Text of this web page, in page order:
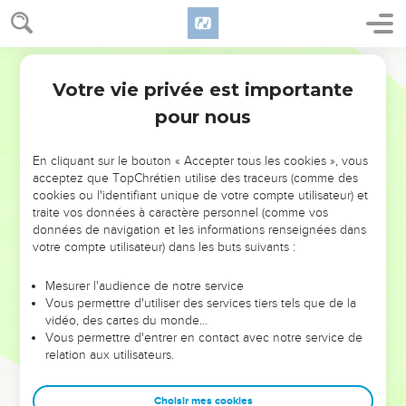
NE MANQUEZ PAS L’ÉVÉNEMENT
DE L’ANNÉE !
ET SI LEURS ERREURS POUVAIENT VOUS ÉVITER LES
VOTRES ?
leur foi ou leur vision. Mais on voit moins les doutes, les erreurs
et les saisons difficiles qu'ils ont traversés, alors même que ce
sont elles qui les ont façonnés.
Dans cette conférence, leaders, entrepreneurs, et responsables
clés pour avancer avec plus de sagesse afin que leurs erreurs
Votre vie privée est importante
pour nous
En cliquant sur le bouton « Accepter tous les cookies », vous
acceptez que TopChrétien utilise des traceurs (comme des
cookies ou l'identifiant unique de votre compte utilisateur) et
traite vos données à caractère personnel (comme vos
données de navigation et les informations renseignées dans
votre compte utilisateur) dans les buts suivants :
Mesurer l'audience de notre service
Vous permettre d'utiliser des services tiers tels que de la
vidéo, des cartes du monde…
Vous permettre d'entrer en contact avec notre service de
relation aux utilisateurs.
Choisir mes cookies